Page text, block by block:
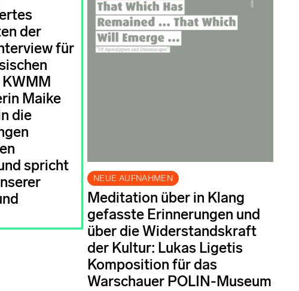
der
für
Maike
die
spricht
NEUE AUFNAHMEN
Meditation über in Klang
gefasste Erinnerungen und
über die Widerstandskraft
der Kultur: Lukas Ligetis
Komposition für das
Warschauer POLIN-Museum